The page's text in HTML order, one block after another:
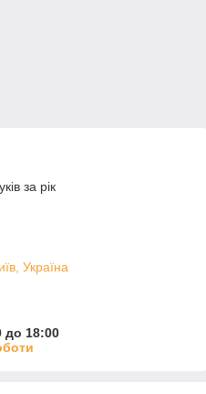
за рік
Україна
до 18:00